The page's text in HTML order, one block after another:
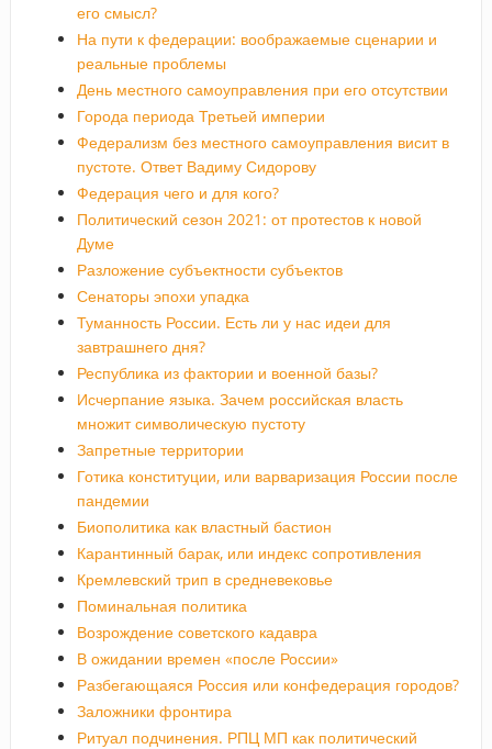
его смысл?
На пути к федерации: воображаемые сценарии и
реальные проблемы
День местного самоуправления при его отсутствии
Города периода Третьей империи
Федерализм без местного самоуправления висит в
пустоте. Ответ Вадиму Сидорову
Федерация чего и для кого?
Политический сезон 2021: от протестов к новой
Думе
Разложение субъектности субъектов
Сенаторы эпохи упадка
Туманность России. Есть ли у нас идеи для
завтрашнего дня?
Республика из фактории и военной базы?
Исчерпание языка. Зачем российская власть
множит символическую пустоту
Запретные территории
Готика конституции, или варваризация России после
пандемии
Биополитика как властный бастион
Карантинный барак, или индекс сопротивления
Кремлевский трип в средневековье
Поминальная политика
Возрождение советского кадавра
В ожидании времен «после России»
Разбегающаяся Россия или конфедерация городов?
Заложники фронтира
Ритуал подчинения. РПЦ МП как политический